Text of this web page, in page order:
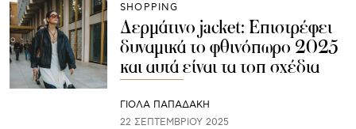
SHOPPING
Δερμάτινο jacket: Επιστρέφει
δυναμικά το φθινόπωρο 2025
και αυτά είναι τα τοπ σχέδια
ΓΙΌΛΑ ΠΑΠΑΔΆΚΗ
22 ΣΕΠΤΕΜΒΡΊΟΥ 2025